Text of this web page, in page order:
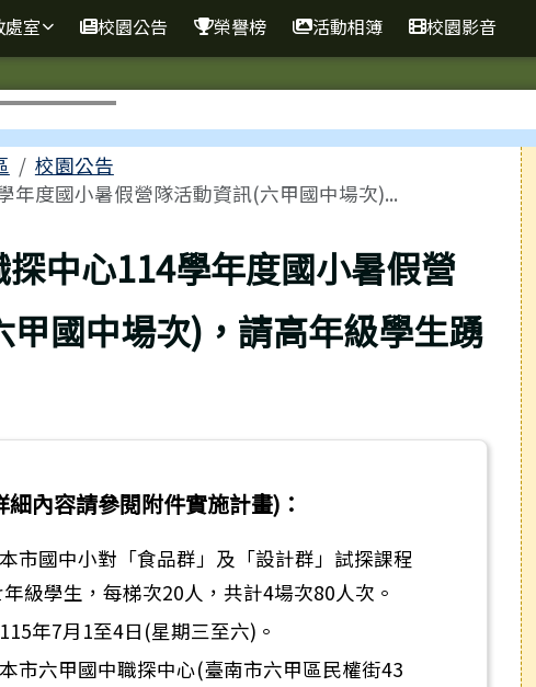
訊網
室 校園公告 榮譽榜 活動相簿 校園影音
校園公告
年度國小暑假營隊活動資訊(六甲國中場次)...
中心114學年度國小暑假營
甲國中場次)，請高年級學生踴
內容請參閱附件實施計畫)：
市國中小對「食品群」及「設計群」試探課程
級學生，每梯次20人，共計4場次80人次。
年7月1至4日(星期三至六)。
市六甲國中職探中心(臺南市六甲區民權街43